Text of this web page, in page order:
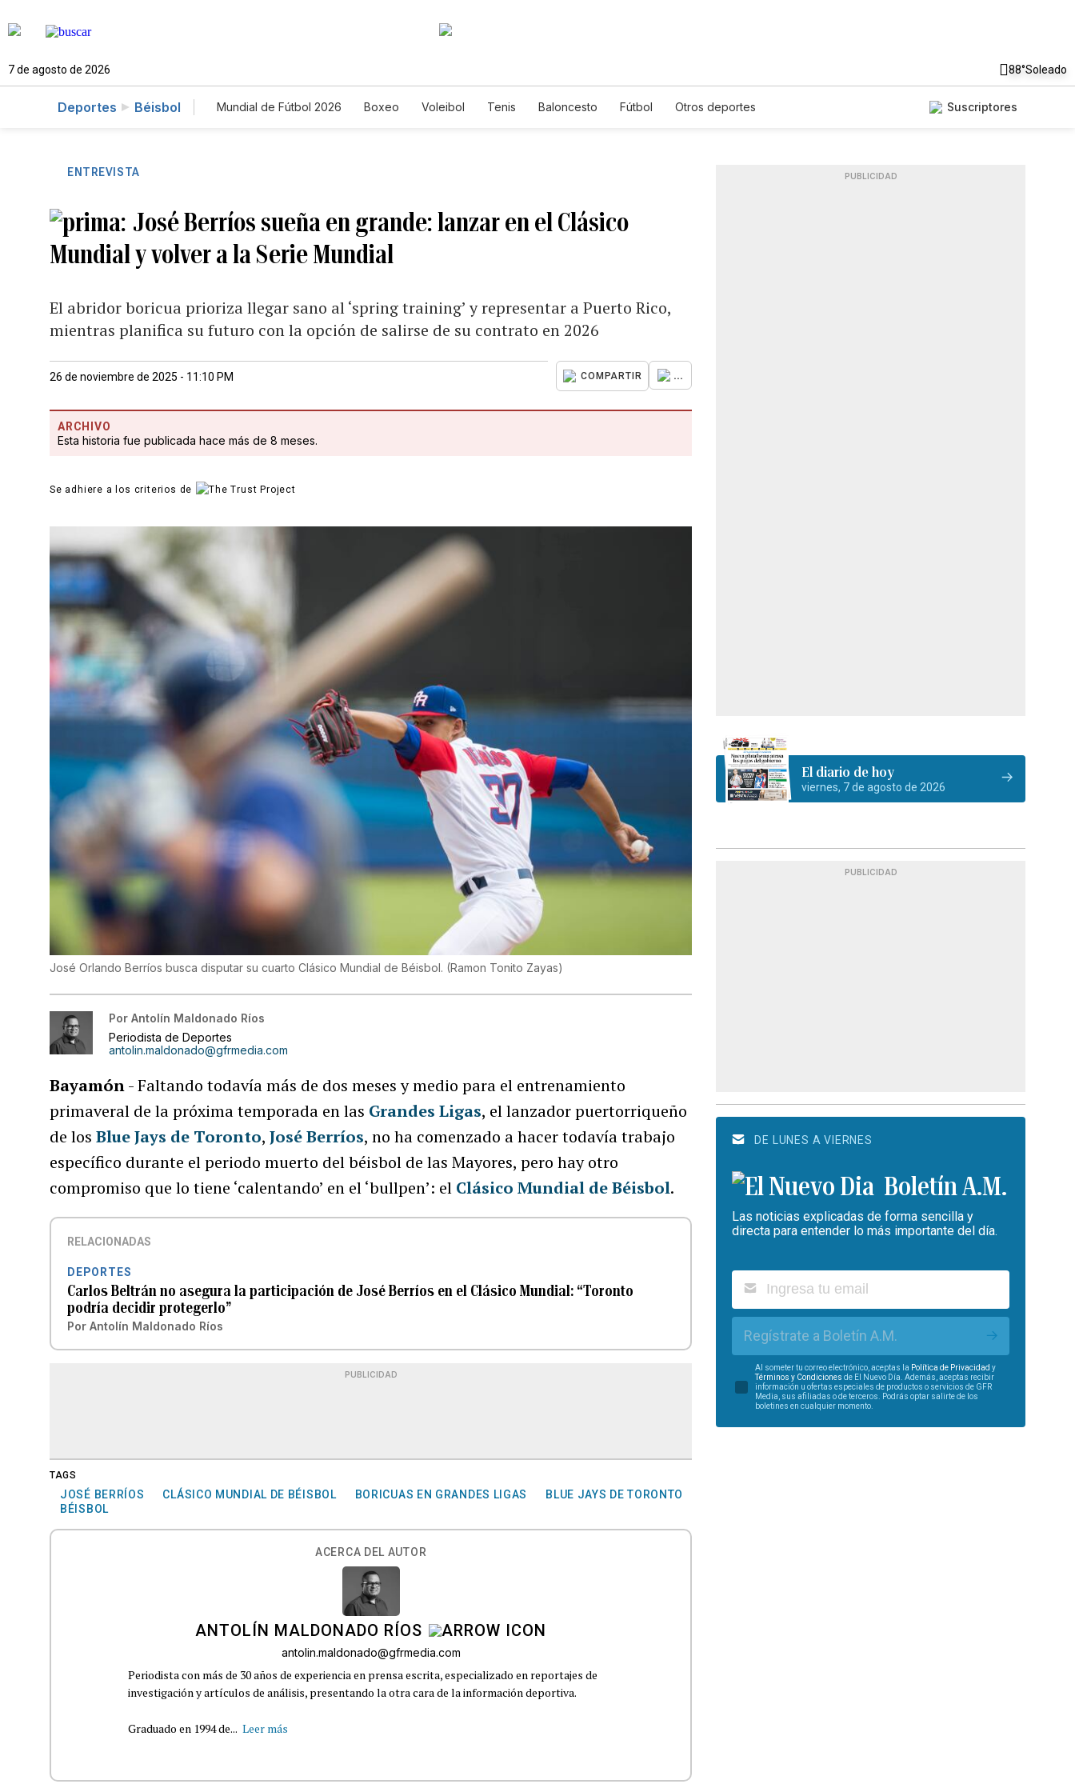
7 de agosto de 2026 88°Soleado
Deportes Béisbol Mundial de Fútbol 2026 Boxeo Voleibol Tenis Baloncesto Fútbol Otros deportes Suscriptores
ENTREVISTA
José Berríos sueña en grande: lanzar en el Clásico
Mundial y volver a la Serie Mundial
El abridor boricua prioriza llegar sano al ‘spring training’ y representar a Puerto Rico,
mientras planifica su futuro con la opción de salirse de su contrato en 2026
26 de noviembre de 2025 - 11:10 PM COMPARTIR ...
ARCHIVO
Esta historia fue publicada hace más de 8 meses.
Se adhiere a los criterios de
José Orlando Berríos busca disputar su cuarto Clásico Mundial de Béisbol. (Ramon Tonito Zayas)
Por Antolín Maldonado Ríos
Periodista de Deportes
antolin.maldonado@gfrmedia.com
Bayamón- Faltando todavía más de dos meses y medio para el entrenamiento
primaveral de la próxima temporada en las Grandes Ligas, el lanzador puertorriqueño
de losBlue Jays de Toronto,José Berríos, no ha comenzado a hacer todavía trabajo
específico durante el periodo muerto del béisbol de las Mayores, pero hay otro
compromiso que lo tiene ‘calentando’ en el ‘bullpen’: el Clásico Mundial de Béisbol.
RELACIONADAS
DEPORTES
Carlos Beltrán no asegura la participación de José Berríos en el Clásico Mundial: “Toronto
podría decidir protegerlo”
Por Antolín Maldonado Ríos
PUBLICIDAD
TAGS
JOSÉ BERRÍOS CLÁSICO MUNDIAL DE BÉISBOL BORICUAS EN GRANDES LIGAS
BLUE JAYS DE TORONTO
BÉISBOL
ACERCA DEL AUTOR
ANTOLÍN MALDONADO RÍOS
antolin.maldonado@gfrmedia.com
Periodista con más de 30 años de experiencia en prensa escrita, especializado en reportajes de
investigación y artículos de análisis, presentando la otra cara de la información deportiva.
Graduado en 1994 de... Leer más
PUBLICIDAD
El diario de hoy
viernes, 7 de agosto de 2026
PUBLICIDAD
DE LUNES A VIERNES
Boletín A.M.
Las noticias explicadas de forma sencilla y
directa para entender lo más importante del día.
Regístrate a Boletín A.M.
Al someter tu correo electrónico, aceptas la Política de Privacidad y
Términos y Condiciones de El Nuevo Día. Además, aceptas recibir
información u ofertas especiales de productos o servicios de GFR
Media, sus afiliadas o de terceros. Podrás optar salirte de los
boletines en cualquier momento.